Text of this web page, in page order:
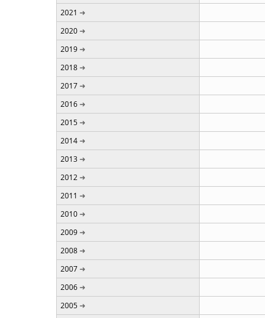
2021
2020
2019
2018
2017
2016
2015
2014
2013
2012
2011
2010
2009
2008
2007
2006
2005